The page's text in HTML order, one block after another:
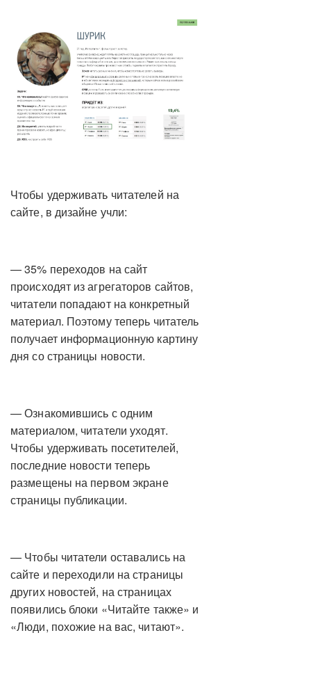
Чтобы удерживать читателей на
сайте, в дизайне учли:
— 35% переходов на сайт
происходят из агрегаторов сайтов,
читатели попадают на конкретный
материал. Поэтому теперь читатель
получает информационную картину
дня со страницы новости.
— Ознакомившись с одним
материалом, читатели уходят.
Чтобы удерживать посетителей,
последние новости теперь
размещены на первом экране
страницы публикации.
— Чтобы читатели оставались на
сайте и переходили на страницы
других новостей, на страницах
появились блоки «Читайте также» и
«Люди, похожие на вас, читают».